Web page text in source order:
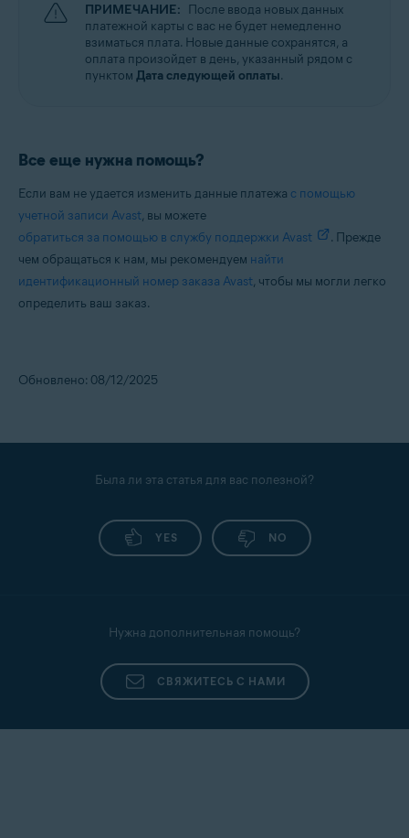
ПРИМЕЧАНИЕ: После ввода новых данных
платежной карты с вас не будет немедленно
взиматься плата. Новые данные сохранятся, а
оплата произойдет в день, указанный рядом с
пунктом Дата следующей оплаты.
Все еще нужна помощь?
Если вам не удается изменить данные платежа с помощью
учетной записи Avast, вы можете
обратиться за помощью в службу поддержки Avast
. Прежде
чем обращаться к нам, мы рекомендуем найти
идентификационный номер заказа Avast, чтобы мы могли легко
определить ваш заказ.
Обновлено: 08/12/2025
Была ли эта статья для вас полезной?
YES NO
Нужна дополнительная помощь?
СВЯЖИТЕСЬ С НАМИ